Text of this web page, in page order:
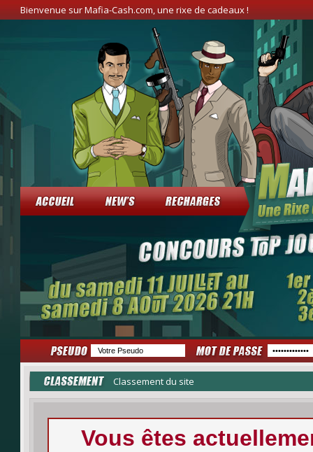
Bienvenue sur Mafia-Cash.com, une rixe de cadeaux !
Classement du site
Vous êtes